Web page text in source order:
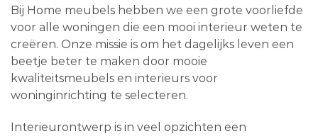
Bij Home meubels hebben we een grote voorliefde
voor alle woningen die een mooi interieur weten te
creëren. Onze missie is om het dagelijks leven een
beetje beter te maken door mooie
kwaliteitsmeubels en interieurs voor
woninginrichting te selecteren.
Interieurontwerp is in veel opzichten een